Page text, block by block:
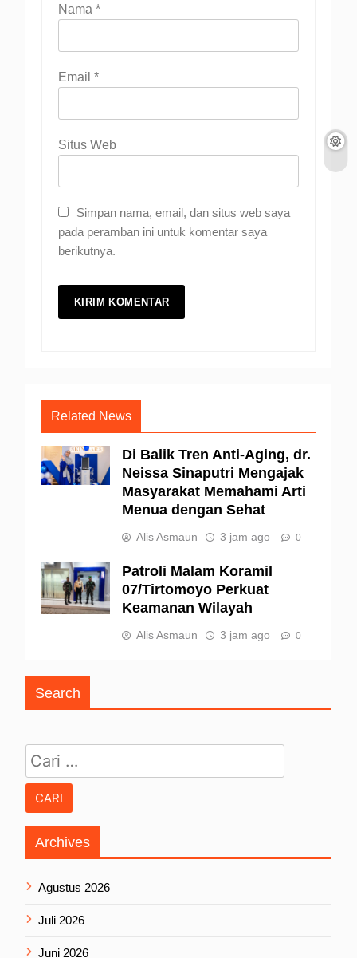
Nama *
Email *
Situs Web
Simpan nama, email, dan situs web saya
pada peramban ini untuk komentar saya
berikutnya.
Related News
Di Balik Tren Anti-Aging, dr.
Neissa Sinaputri Mengajak
Masyarakat Memahami Arti
Menua dengan Sehat
Alis Asmaun 3 jam ago 0
Patroli Malam Koramil
07/Tirtomoyo Perkuat
Keamanan Wilayah
Alis Asmaun 3 jam ago 0
Search
Archives
Agustus 2026
Juli 2026
Juni 2026